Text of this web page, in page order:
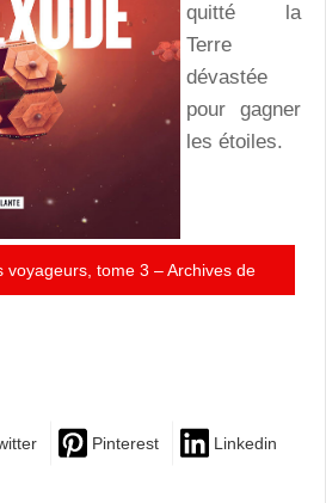
quitté la
Terre
dévastée
pour gagner
les étoiles.
voyageurs, tome 3 – Archives de
Pinterest Linkedin